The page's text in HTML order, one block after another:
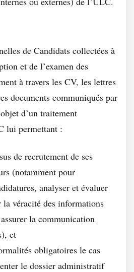
de Candidats collectées à
et de l’examen des
à travers les CV, les lettres
documents communiqués par
d’un traitement
lui permettant :
de recrutement de ses
(notamment pour
analyser et évaluer
véracité des informations
la communication
et
obligatoires le cas
le dossier administratif